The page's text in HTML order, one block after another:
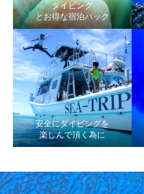
ダイビング
とお得な宿泊パック
安全にダイビングを
楽しんで頂く為に